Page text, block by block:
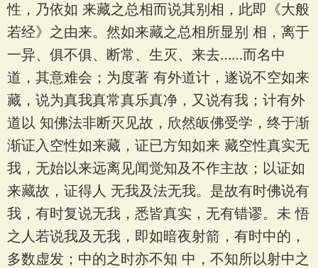
性，乃依如 来藏之总相而说其别相，此即《大般
若经》之由来。然如来藏之总相所显别 相，离于
一异、俱不俱、断常、生灭、来去……而名中
道，其意难会；为度著 有外道计，遂说不空如来
藏，说为真我真常真乐真净，又说有我；计有外
道以 知佛法非断灭见故，欣然皈佛受学，终于渐
渐证入空性如来藏，证已方知如来 藏空性真实无
我，无始以来远离见闻觉知及不作主故；以证如
来藏故，证得人 无我及法无我。是故有时佛说有
我，有时复说无我，悉皆真实，无有错谬。未 悟
之人若说我及无我，即如暗夜射箭，有时中的，
多数虚发；中的之时亦不知 中，不知所以射中之